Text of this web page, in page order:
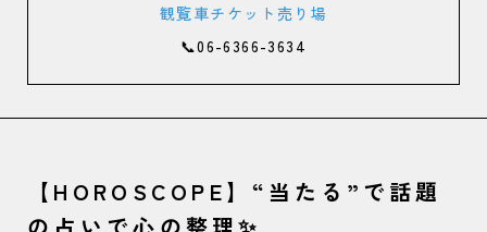
観覧車チケット売り場
📞06-6366-3634
【HOROSCOPE】“当たる”で話題